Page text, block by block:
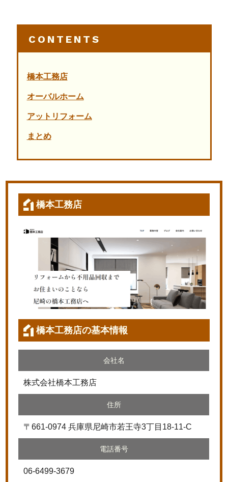
CONTENTS
橋本工務店
オーバルホーム
アットリフォーム
まとめ
橋本工務店
橋本工務店の基本情報
会社名
株式会社橋本工務店
住所
〒661-0974 兵庫県尼崎市若王寺3丁目18-11-C
電話番号
06-6499-3679